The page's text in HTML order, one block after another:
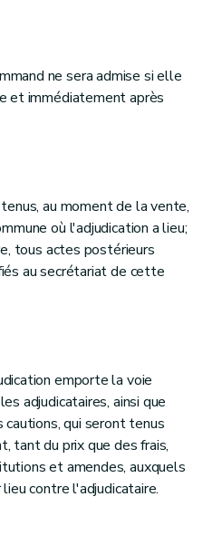
ne sera admise si elle
et immédiatement après
au moment de la vente,
où l'adjudication a lieu;
tous actes postérieurs
au secrétariat de cette
emporte la voie
adjudicataires, ainsi que
qui seront tenus
tant du prix que des frais,
et amendes, auxquels
contre l'adjudicataire.